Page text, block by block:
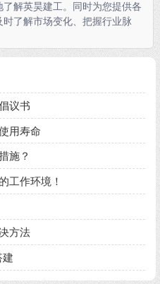
解英昊建工。同时为您提供各
了解市场变化、把握行业脉
议书
用寿命
施？
工作环境！
方法
建